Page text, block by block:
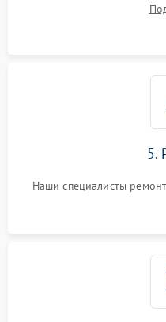
5.
Наши специалисты